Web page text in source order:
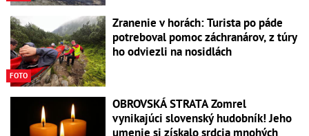
FOTO
Zranenie v horách: Turista po páde
potreboval pomoc záchranárov, z túry
ho odviezli na nosidlách
OBROVSKÁ STRATA Zomrel
vynikajúci slovenský hudobník! Jeho
umenie si získalo srdcia mnohých